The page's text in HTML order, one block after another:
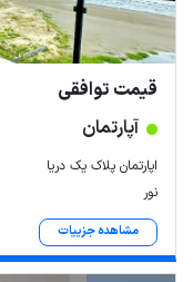
قیمت توافقی
آپارتمان
اپارتمان پلاک یک دریا
نور
مشاهده جزییات